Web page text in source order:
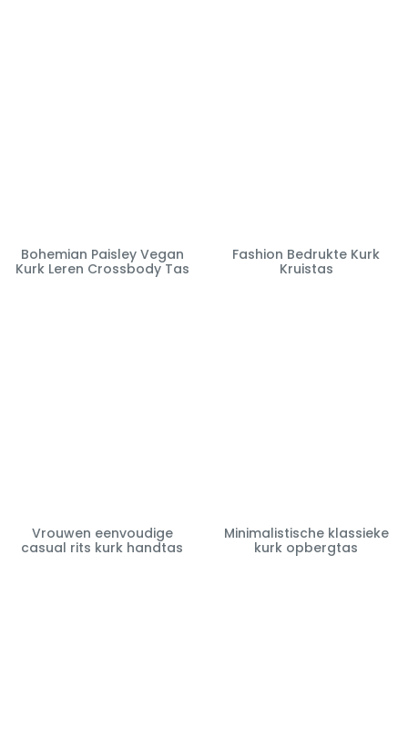
Bohemian Paisley Vegan
Kurk Leren Crossbody Tas
Fashion Bedrukte Kurk
Kruistas
Vrouwen eenvoudige
casual rits kurk handtas
Minimalistische klassieke
kurk opbergtas